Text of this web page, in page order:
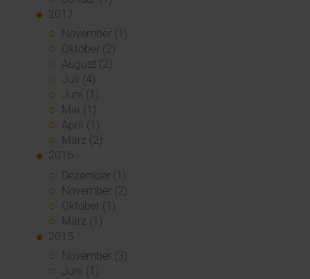
2017
November (1)
Oktober (2)
August (2)
Juli (4)
Juni (1)
Mai (1)
April (1)
März (2)
2016
Dezember (1)
November (2)
Oktober (1)
März (1)
2015
November (3)
Juni (1)